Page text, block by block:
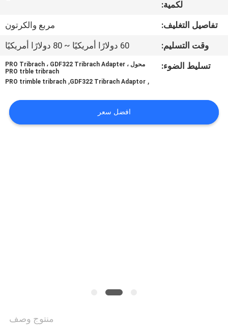
مراقبة
الجودة
بنا
لكمية:
تفاصيل التغليف:
مربع والكرتون
وقت التسليم:
60 دولارًا أمريكيًا ~ 80 دولارًا أمريكيًا
تسليط الضوء:
محول PRO Tribrach ، GDF322 Tribrach Adapter ،
PRO trble tribrach
,
GDF322 Tribrach Adaptor
,
PRO trimble tribrach
افضل سعر
منتوج وصف